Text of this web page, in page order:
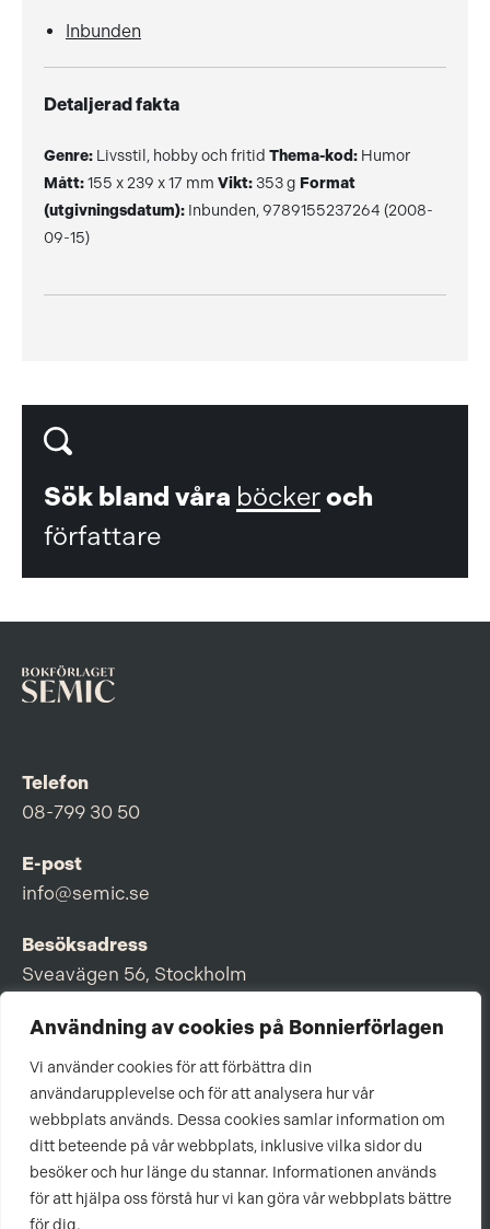
Användning av cookies på Bonnierförlagen
Vi använder cookies för att förbättra din
användarupplevelse och för att analysera hur vår
webbplats används. Dessa cookies samlar information om
ditt beteende på vår webbplats, inklusive vilka sidor du
besöker och hur länge du stannar. Informationen används
för att hjälpa oss förstå hur vi kan göra vår webbplats bättre
för dig.
Inbunden
Detaljerad fakta
Genre: Livsstil, hobby och fritid Thema-kod: Humor
Mått:155 x 239 x 17 mm Vikt: 353 g Format
(utgivningsdatum): Inbunden, 9789155237264 (2008-
09-15)
Sök bland våra böckeroch
författare
Telefon
08-799 30 50
E-post
info@semic.se
Besöksadress
Sveavägen 56, Stockholm
Postadress
Box 3159, 103 63 Stockholm
Om Bonnierförlagen
Cookies